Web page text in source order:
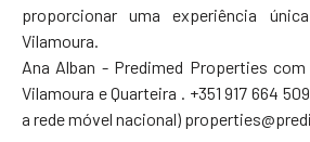
proporcionar uma experiência
Vilamoura.
Ana Alban - Predimed Properties
Vilamoura e Quarteira . +351 917 664
a rede móvel nacional)